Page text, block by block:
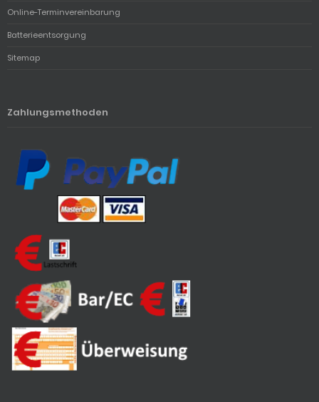
Online-Terminvereinbarung
Batterieentsorgung
Sitemap
Zahlungsmethoden